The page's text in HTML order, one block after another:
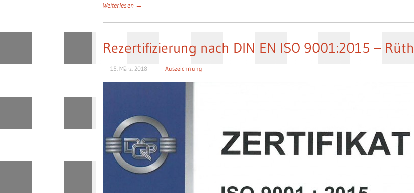
Weiterlesen →
Rezertifizierung nach DIN EN ISO 9001:2015 –
15. März. 2018 Auszeichnung